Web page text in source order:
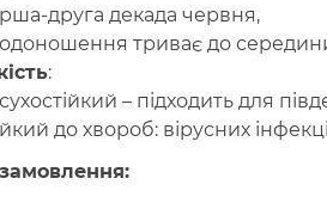
друга декада червня,
триває до
:
– підходить для
до хвороб: вірусних